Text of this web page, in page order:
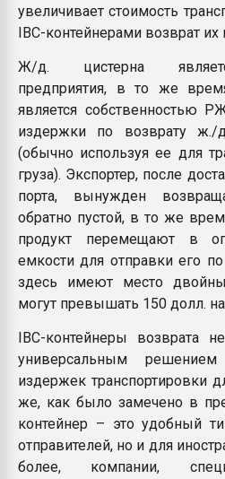
увеличивает стоимость
IBC-контейнерами возврат их
Ж/д. цистерна
предприятия, в то же
является
издержки по возврату ж./
(обычно используя ее для
груза). Экспортер, после
порта, вынужден
обратно пустой, в то же
продукт перемещают в
емкости для отправки его
здесь имеют место
могут превышать 150 долл.
IBC-контейнеры возврата
универсальным
издержек транспортировки
же, как было замечено в
контейнер – это удобный
отправителей, но и для
более, компании,